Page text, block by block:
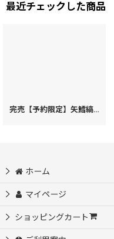
最近チェックした商品
完売【予約限定】矢鱈縞＜限定わさび＞ ひとえ束入れ［t］
ホーム
マイページ
ショッピングカート